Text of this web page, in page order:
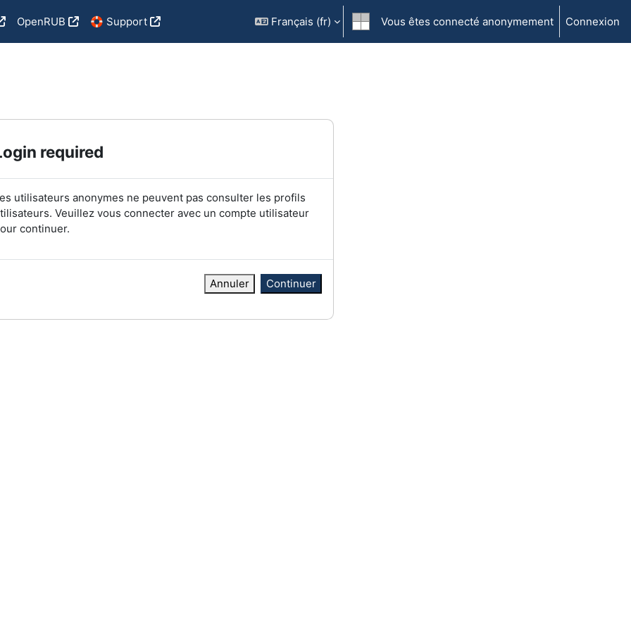
OpenRUB 🛟 Support Français ‎(fr)‎ Vous êtes connecté anonymement Connexion
required
utilisateurs anonymes ne peuvent pas consulter les profils
Veuillez vous connecter avec un compte utilisateur
continuer.
Annuler Continuer